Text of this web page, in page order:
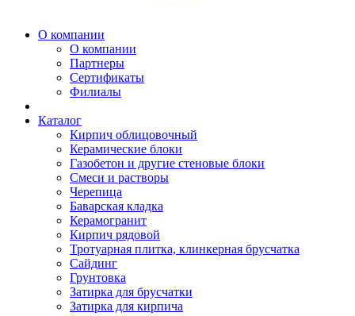
О компании
О компании
Партнеры
Сертификаты
Филиалы
Каталог
Кирпич облицовочный
Керамические блоки
Газобетон и другие стеновые блоки
Смеси и растворы
Черепица
Баварская кладка
Керамогранит
Кирпич рядовой
Тротуарная плитка, клинкерная брусчатка
Сайдинг
Грунтовка
Затирка для брусчатки
Затирка для кирпича